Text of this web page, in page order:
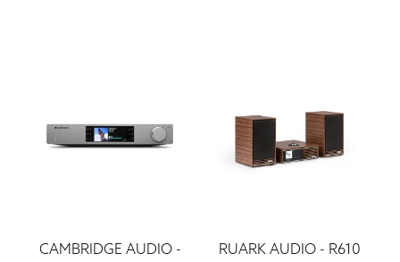
CAMBRIDGE AUDIO-
RUARK AUDIO - R610